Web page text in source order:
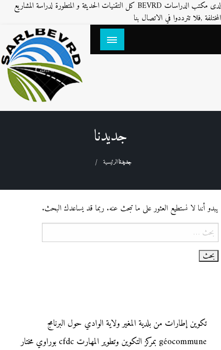
لدى مكتب الدراسات BEVRD كل التقنيات الحديثة و المتطورة لدراسة المشاريع
المختلفة ,فلا تترددوا في الاتصال بناالتخطي
تسمية الشوارع و ترقيم البنايات باستعمال SIG
جديدنا
الرئيسيةجديدنا
يبدو أننا لا نستطيع العثور على ما تبحث عنه. ربما قد يساعدك البحث.
البحث
عن:
تكوين إطارات من بلدية المغير ولاية الوادي حول البرنامج
géocommune بمركز التكوين وتطوير المهارت cfdc بوراوي مختار